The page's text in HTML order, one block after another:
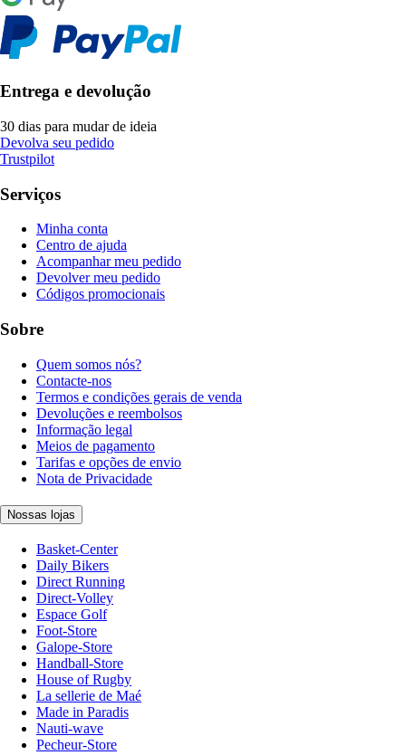
Entrega e devolução
30 dias para mudar de ideia
Devolva seu pedido
Trustpilot
Serviços
Minha conta
Centro de ajuda
Acompanhar meu pedido
Devolver meu pedido
Códigos promocionais
Sobre
Quem somos nós?
Contacte-nos
Termos e condições gerais de venda
Devoluções e reembolsos
Informação legal
Meios de pagamento
Tarifas e opções de envio
Nota de Privacidade
Nossas lojas
Basket-Center
Daily Bikers
Direct Running
Direct-Volley
Espace Golf
Foot-Store
Galope-Store
Handball-Store
House of Rugby
La sellerie de Maé
Made in Paradis
Nauti-wave
Pecheur-Store